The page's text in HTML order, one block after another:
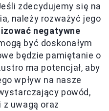
zdecydujemy się na
należy rozważyć jego
negatywne
być doskonałym
będzie pamiętanie o
ma potencjał, aby
wpływ na nasze
powód,
uwagą oraz